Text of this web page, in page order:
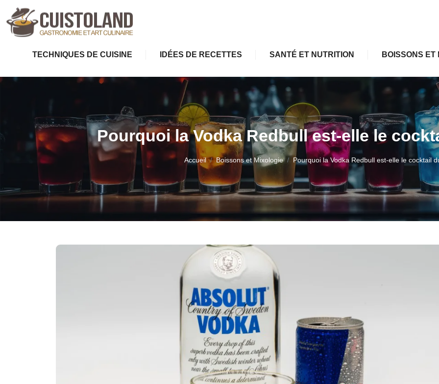
TECHNIQUES DE CUISINE IDÉES DE RECETTES SANTÉ ET NUTRITION BOISSONS ET
Pourquoi la Vodka Redbull est-elle le
Accueil Boissons et Mixologie Pourquoi la Vodka Redbull est-elle le cocktail